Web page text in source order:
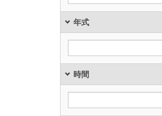
年式
時間